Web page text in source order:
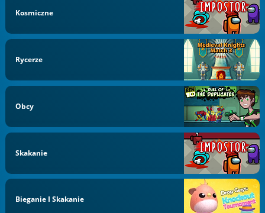
Kosmiczne
Rycerze
Obcy
Skakanie
Bieganie I Skakanie